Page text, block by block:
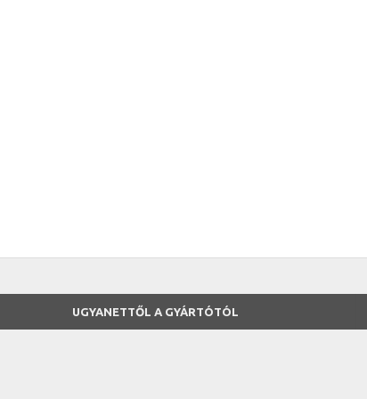
UGYANETTŐL A GYÁRTÓTÓL